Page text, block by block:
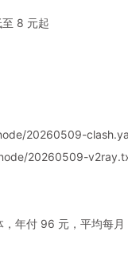
8 元起
20260509-
20260509-
年付 96 元，平均每